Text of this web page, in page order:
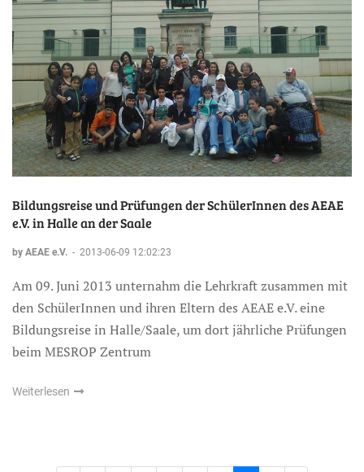
Bildungsreise und Prüfungen der SchülerInnen des AEAE
e.V. in Halle an der Saale
by AEAE e.V. - 2013-06-09 12:02:23
Am 09. Juni 2013 unternahm die Lehrkraft zusammen mit
den SchülerInnen und ihren Eltern des AEAE e.V. eine
Bildungsreise in Halle/Saale, um dort jährliche Prüfungen
beim MESROP Zentrum
Weiterlesen